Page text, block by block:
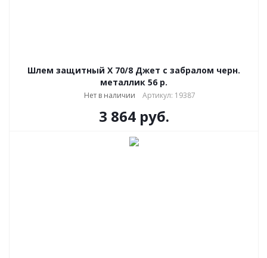
Шлем защитный Х 70/8 Джет с забралом черн.
металлик 56 р.
Нет в наличии Артикул: 19387
3 864руб.